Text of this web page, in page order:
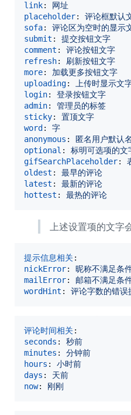
link: 网址
placeholder: 评论框默认
sofa: 评论区为空时的显示
submit : 提交按钮文字
comment : 评论按钮文字
refresh: 刷新按钮文字
more: 加载更多按钮文字
uploading:
上传时显示文
login: 登录按钮文字
admin: 管理员的标签
sticky: 置顶文字
word : 字
anonymous :
匿名用户默认
optional : 标明可选项的文
gifSearchPlaceholder:
oldest : 最早的评论
latest : 最新的评论
hottest : 最热的评论
上述设置项的文字
提示信息相关
nickError: 昵称不满足条
mailError: 邮箱不满足条
wordHint : 评论字数的错
评论时间相关
seconds : 秒前
minutes : 分钟前
hours : 小时前
days : 天前
now: 刚刚